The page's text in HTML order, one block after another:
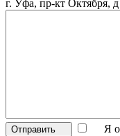
г. Уфа, пр-кт Октября,
Отправить Я